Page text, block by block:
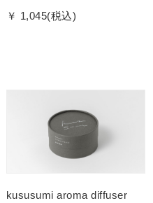
￥ 1,045(税込)
kususumi aroma diffuser